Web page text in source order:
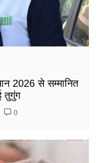
2026 से सम्मानित
तुगुंग
0